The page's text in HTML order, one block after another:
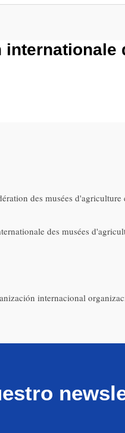
des musées
des musées
internacional